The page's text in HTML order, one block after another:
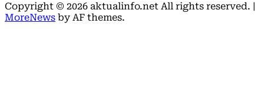
Copyright © 2026 aktualinfo.net All rights reserved.
MoreNews by AF themes.